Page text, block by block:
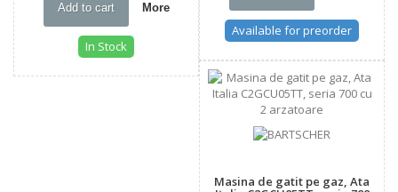
Add to cart More
In Stock
Available for preorder
Masina de gatit pe gaz, Ata